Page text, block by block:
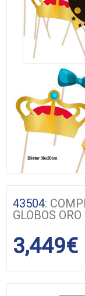
43504:
GLOBOS
3,449€